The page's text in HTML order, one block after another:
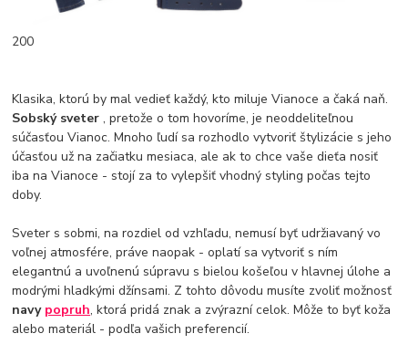
200
Klasika, ktorú by mal vedieť každý, kto miluje Vianoce a čaká naň.
Sobský sveter, pretože o tom hovoríme, je neoddeliteľnou
súčasťou Vianoc. Mnoho ľudí sa rozhodlo vytvoriť štylizácie s jeho
účasťou už na začiatku mesiaca, ale ak to chce vaše dieťa nosiť
iba na Vianoce - stojí za to vylepšiť vhodný styling počas tejto
doby.
Sveter s sobmi, na rozdiel od vzhľadu, nemusí byť udržiavaný vo
voľnej atmosfére, práve naopak - oplatí sa vytvoriť s ním
elegantnú a uvoľnenú súpravu s bielou košeľou v hlavnej úlohe a
modrými hladkými džínsami. Z tohto dôvodu musíte zvoliť možnosť
navy popruh, ktorá pridá znak a zvýrazní celok. Môže to byť koža
alebo materiál - podľa vašich preferencií.